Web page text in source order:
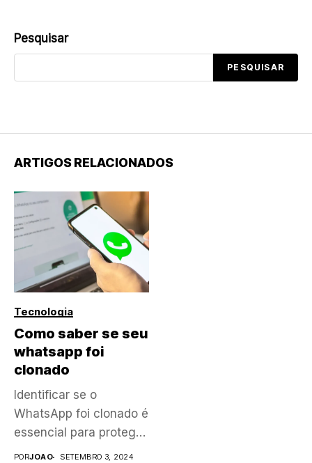
Pesquisar
PESQUISAR
ARTIGOS RELACIONADOS
Tecnologia
Como saber se seu
whatsapp foi
clonado
Identificar se o
WhatsApp foi clonado é
essencial para proteger
seus dados...
PORJOAO SETEMBRO 3, 2024